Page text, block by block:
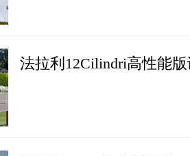
法拉利12Cilindri高性能